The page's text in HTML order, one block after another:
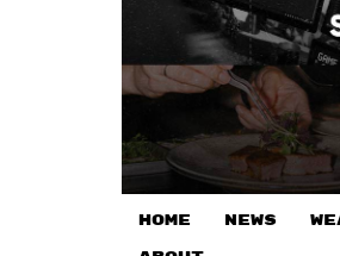
HOME NEWS